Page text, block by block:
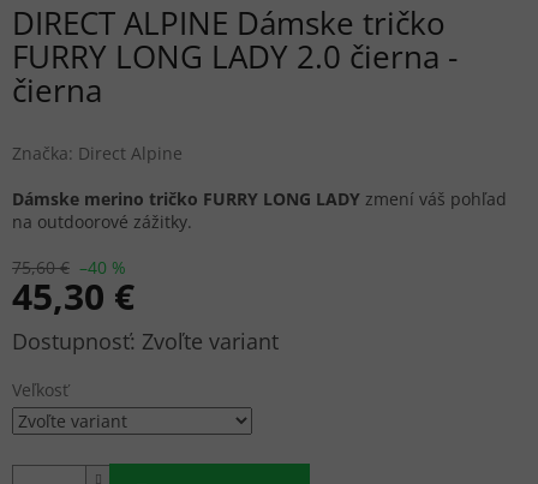
DIRECT ALPINE Dámske tričko
FURRY LONG LADY 2.0 čierna -
čierna
Značka: Direct Alpine
75,60 € –40 %
45,30 €
Jednotková
Zvoľte variant
Veľkosť
Dámske merino tričko FURRY LONG LADY zmení váš pohľad
na outdoorové zážitky.